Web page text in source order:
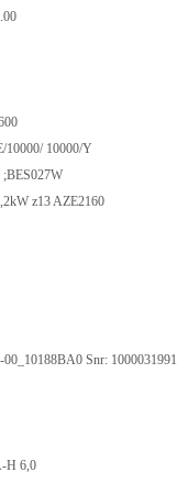
10000/ 10000/Y
z13 AZE2160
Snr: 1000031991
H 6,0